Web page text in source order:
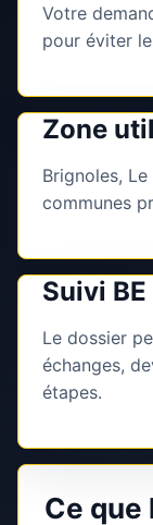
Votre
pour éviter
Zone
Brignoles,
communes
Suivi BE
Le dossier
échanges,
étapes.
Ce que